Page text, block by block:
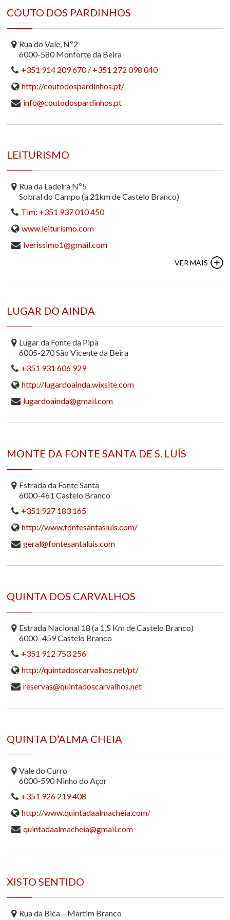
COUTO DOS PARDINHOS
Rua do Vale, Nº2
6000-580 Monforte da Beira
+351 914 209 670 / +351 272 098 040
http://coutodospardinhos.pt/
info@coutodospardinhos.pt
LEITURISMO
Rua da Ladeira Nº5
Sobral do Campo (a 21km de Castelo Branco)
Tlm: +351 937 010 450
www.leiturismo.com
lverissimo1@gmail.com
VER MAIS
LUGAR DO AINDA
Lugar da Fonte da Pipa
6005-270 São Vicente da Beira
+351 931 606 929
http://lugardoainda.wixsite.com
lugardoainda@gmail.com
MONTE DA FONTE SANTA DE S. LUÍS
Estrada da Fonte Santa
6000-461 Castelo Branco
+351 927 183 165
http://www.fontesantasluis.com/
geral@fontesantaluis.com
QUINTA DOS CARVALHOS
Estrada Nacional 18 (a 1,5 Km de Castelo Branco)
6000- 459 Castelo Branco
+351 912 753 256
http://quintadoscarvalhos.net/pt/
reservas@quintadoscarvalhos.net
QUINTA D’ALMA CHEIA
Vale do Curro
6000-590 Ninho do Açor
+351 926 219 408
http://www.quintadaalmacheia.com/
quintadaalmacheia@gmail.com
XISTO SENTIDO
Rua da Bica – Martim Branco